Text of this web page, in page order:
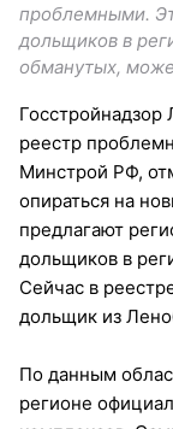
проблемными.
дольщиков в
обманутых,
реестр
Минстрой РФ,
опираться на
предлагают
дольщиков в
Сейчас в
дольщик из
По данным
регионе